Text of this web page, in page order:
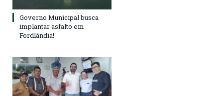
Governo Municipal busca
implantar asfalto em
Fordlândia!